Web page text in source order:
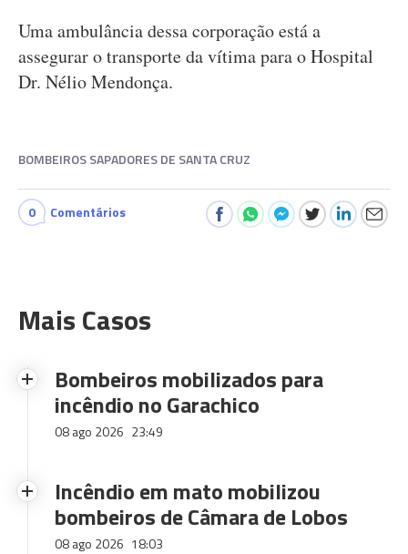
Uma ambulância dessa corporação está a
assegurar o transporte da vítima para o Hospital
Dr. Nélio Mendonça.
BOMBEIROS SAPADORES DE SANTA CRUZ
0 Comentários
Mais Casos
Bombeiros mobilizados para
incêndio no Garachico
08 ago 2026 23:49
Incêndio em mato mobilizou
bombeiros de Câmara de Lobos
08 ago 2026 18:03